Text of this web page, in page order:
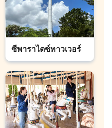
ซีพาราไดซ์ทาวเวอร์